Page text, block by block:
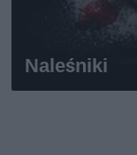
Naleśniki